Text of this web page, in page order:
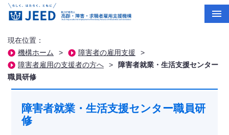
現在位置：
機構ホーム
> 障害者の雇用支援
>
障害者雇用の支援者の方へ
>
障害者就業・生活支援センター
職員研修
障害者就業・生活支援センター職員研
修